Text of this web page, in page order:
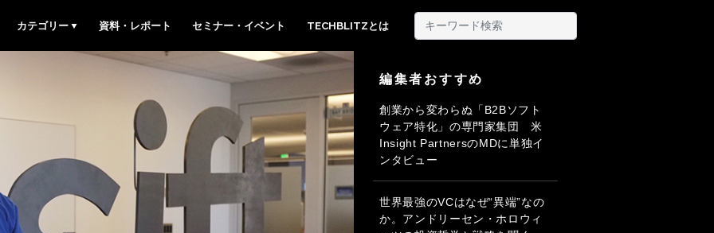
カテゴリー 資料・レポート セミナー・イベント TECHBLITZとは
編集者おすすめ
創業から変わらぬ「B2Bソフト
ウェア特化」の専門家集団 米
Insight PartnersのMDに単独イ
ンタビュー
世界最強のVCはなぜ“異端”なの
か。アンドリーセン・ホロウィ